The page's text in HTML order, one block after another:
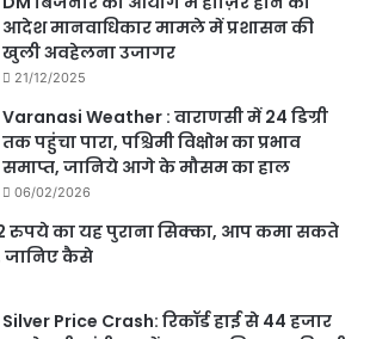
आदेश मानवाधिकार मामले में प्रशासन की
खुली अवहेलना उजागर
21/12/2025
Varanasi Weather : वाराणसी में 24 डिग्री
तक पहुंचा पारा, पश्चिमी विक्षोभ का प्रभाव
समाप्त, जानिये आगे के मौसम का हाल
06/02/2026
रुपये का यह पुराना सिक्का, आप कमा सकते
जानिए कैसे
Silver Price Crash: रिकॉर्ड हाई से 44 हजार